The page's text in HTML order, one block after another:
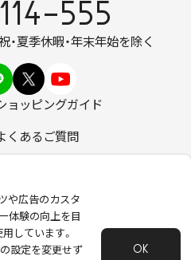
555
・夏季休暇・年末年始を除く
ョッピングガイド
くあるご質問
用いただくために
や広告のカスタ
体験の向上を目
しています。
設定を変更せず
OK